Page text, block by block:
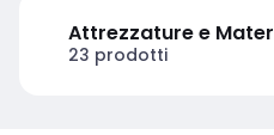
Attrezzature e
23 prodotti